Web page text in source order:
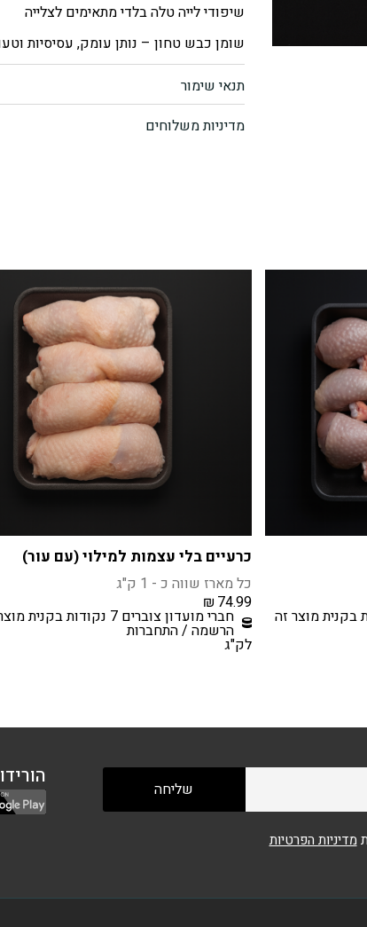
שיפודי לייה טלה בלדי מתאימים לצלייה
שומן כבש טחון – נותן עומק, עסיסיות
תנאי שימור
מדיניות משלוחים
כרעיים בלי עצמות למילוי (עם עור)
כל מארז שווה כ - 1 ק"ג
₪ 74.99
חברי מועדון צוברים 7 נקודות בקנית מוצר זה
הרשמה / התחברות
לק"ג
מדיניות הפרטיות